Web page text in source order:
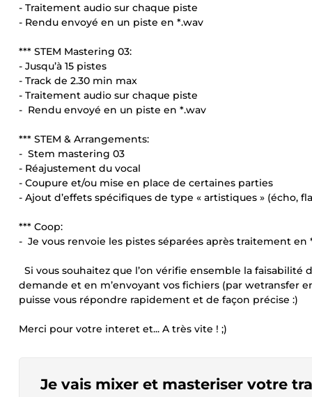
- Traitement audio sur chaque piste
- Rendu envoyé en un piste en *.wav
*** STEM Mastering 03:
- Jusqu’à 15 pistes
- Track de 2.30 min max
- Traitement audio sur chaque piste
- Rendu envoyé en un piste en *.wav
*** STEM & Arrangements:
- Stem mastering 03
- Réajustement du vocal
- Coupure et/ou mise en place de certaines parties
- Ajout d’effets spécifiques de type « artistiques » (écho,
*** Coop:
- Je vous renvoie les pistes séparées après traitement en
Si vous souhaitez que l’on vérifie ensemble la
demande et en m’envoyant vos fichiers (par
puisse vous répondre rapidement et de façon précise :)
Merci pour votre interet et... A très vite ! ;)
Je vais mixer et masteriser votre